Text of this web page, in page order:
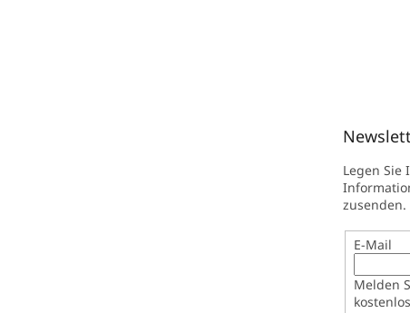
Legen
zusenden.
E-Mail
Melden